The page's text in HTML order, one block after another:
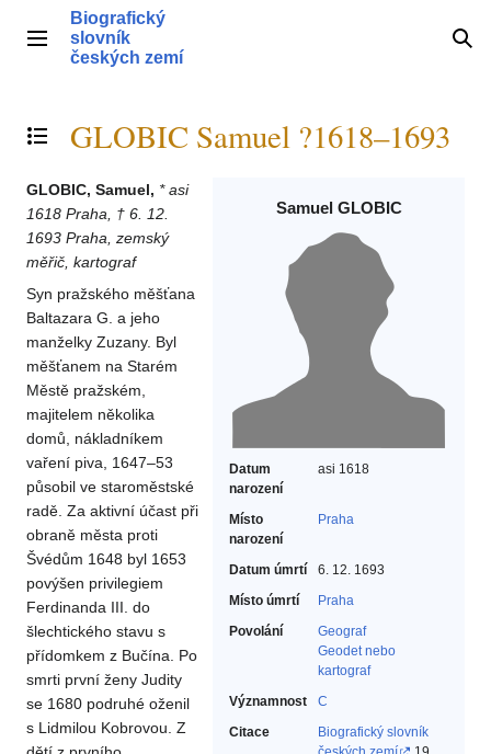
obsahHlavní menu
Biografický
slovník
českých zemí
Přepnout obsah
GLOBIC Samuel ?1618–1693
Samuel GLOBIC
Datum
narození
asi 1618
Místo
narození
Praha
Datum úmrtí
6. 12. 1693
Místo úmrtí
Praha
Povolání
Geograf‎
Geodet nebo
kartograf‎
Významnost
C
Citace
Biografický slovník
GLOBIC, Samuel, * asi
1618 Praha, † 6. 12.
1693 Praha, zemský
měřič, kartograf
Syn pražského měšťana
Baltazara G. a jeho
manželky Zuzany. Byl
měšťanem na Starém
Městě pražském,
majitelem několika
domů, nákladníkem
vaření piva, 1647–53
působil ve staroměstské
radě. Za aktivní účast při
obraně města proti
Švédům 1648 byl 1653
povýšen privilegiem
Ferdinanda III. do
šlechtického stavu s
přídomkem z Bučína. Po
smrti první ženy Judity
se 1680 podruhé oženil
s Lidmilou Kobrovou. Z